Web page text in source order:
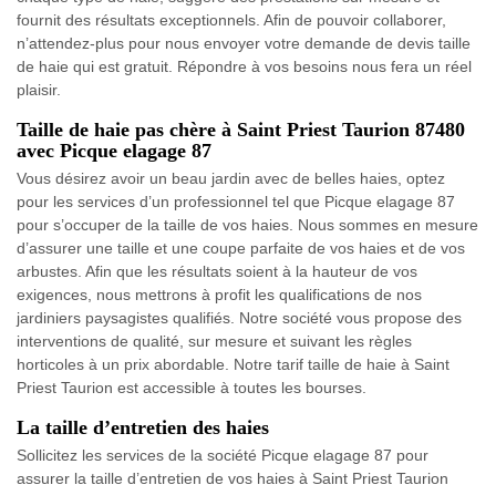
fournit des résultats exceptionnels. Afin de pouvoir collaborer,
n’attendez-plus pour nous envoyer votre demande de devis taille
de haie qui est gratuit. Répondre à vos besoins nous fera un réel
plaisir.
Taille de haie pas chère à Saint Priest Taurion 87480
avec Picque elagage 87
Vous désirez avoir un beau jardin avec de belles haies, optez
pour les services d’un professionnel tel que Picque elagage 87
pour s’occuper de la taille de vos haies. Nous sommes en mesure
d’assurer une taille et une coupe parfaite de vos haies et de vos
arbustes. Afin que les résultats soient à la hauteur de vos
exigences, nous mettrons à profit les qualifications de nos
jardiniers paysagistes qualifiés. Notre société vous propose des
interventions de qualité, sur mesure et suivant les règles
horticoles à un prix abordable. Notre tarif taille de haie à Saint
Priest Taurion est accessible à toutes les bourses.
La taille d’entretien des haies
Sollicitez les services de la société Picque elagage 87 pour
assurer la taille d’entretien de vos haies à Saint Priest Taurion